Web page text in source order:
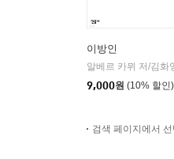
이방인
9,000원 (10% 할인)
검색 페이지에서